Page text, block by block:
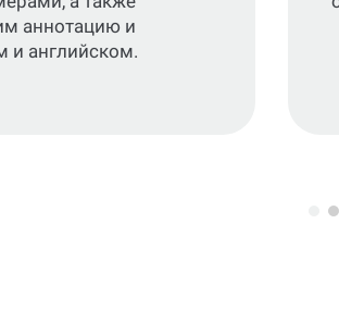
аннотацию и
и английском.